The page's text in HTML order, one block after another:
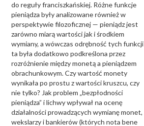
do reguły franciszkańskiej. Różne funkcje
pieniądza były analizowane również w
perspektywie filozoficznej — pieniądz jest
zarówno miarą wartości jak i środkiem
wymiany, a wówczas odrębność tych funkcji
ta była dodatkowo podkreślona przez
rozróżnienie między monetą a pieniądzem
obrachunkowym. Czy wartość monety
wynikała po prostu z wartości kruszcu, czy
nie tylko? Jak problem „bezpłodności
pieniądza” i lichwy wpływał na ocenę
działalności prowadzących wymianę monet,
wekslarzy i bankierów (których nota bene